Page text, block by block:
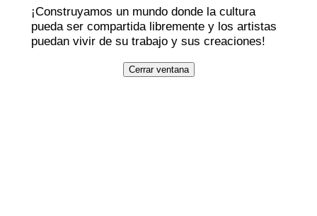
¡Construyamos un mundo donde la cultura
pueda ser compartida libremente y los artistas
puedan vivir de su trabajo y sus creaciones!